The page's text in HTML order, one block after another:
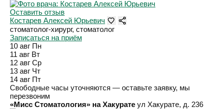
Оставить отзыв
Костарев Алексей Юрьевич
стоматолог-хирург, стоматолог
Записаться на приём
10 авг Пн
11 авг Вт
12 авг Ср
13 авг Чт
14 авг Пт
Свободные часы уточняются — оставьте заявку, мы
перезвоним
«Мисс Стоматология» на Хакурате ул Хакурате, д. 236